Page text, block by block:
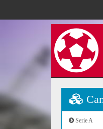
Serie A